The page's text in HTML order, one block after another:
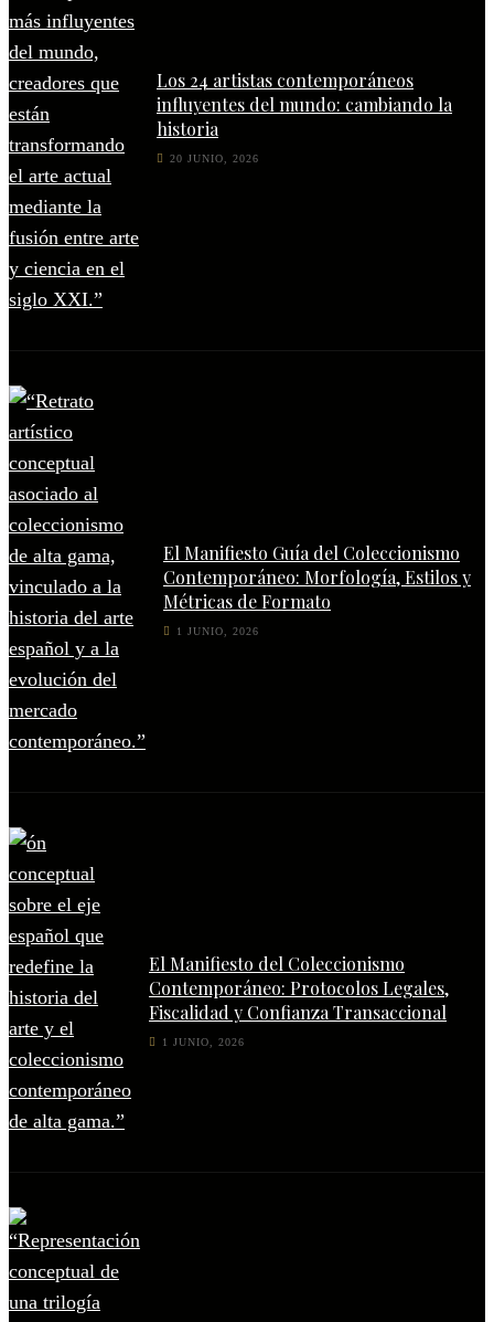
Los 24 artistas contemporáneos
influyentes del mundo: cambiando la
historia
20 JUNIO, 2026
El Manifiesto Guía del Coleccionismo
Contemporáneo: Morfología, Estilos y
Métricas de Formato
1 JUNIO, 2026
El Manifiesto del Coleccionismo
Contemporáneo: Protocolos Legales,
Fiscalidad y Confianza Transaccional
1 JUNIO, 2026